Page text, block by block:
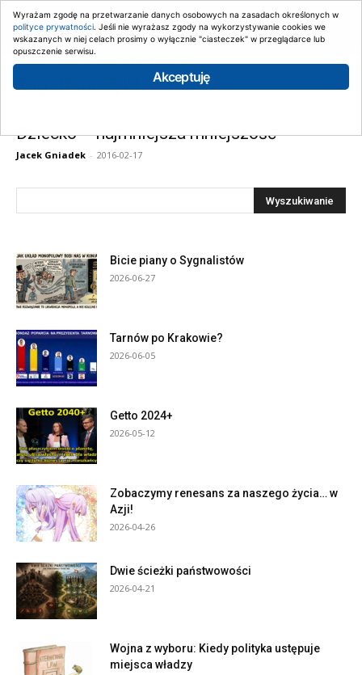
Strona główna
Tag: Benedykt XVI
Dziecko – najmniejsza mniejszość
Jacek Gniadek - 2016-02-17
Bicie piany o Sygnalistów
2026-06-27
Tarnów po Krakowie?
2026-06-05
Getto 2024+
2026-05-12
Zobaczymy renesans za naszego życia… w
Azji!
2026-04-26
Dwie ścieżki państwowości
2026-04-21
Wojna z wyboru: Kiedy polityka ustępuje
miejsca władzy
Wyrażam zgodę na przetwarzanie danych osobowych na zasadach określonych w
polityce prywatności. Jeśli nie wyrażasz zgody na wykorzystywanie cookies we
wskazanych w niej celach prosimy o wyłącznie "ciasteczek" w przeglądarce lub
opuszczenie serwisu.
Akceptuję